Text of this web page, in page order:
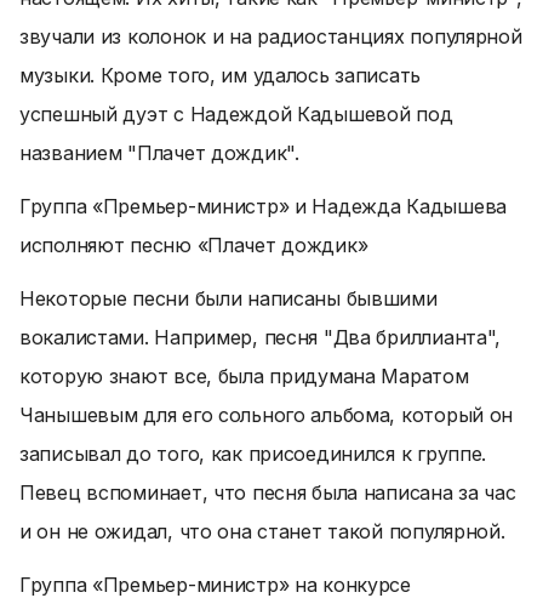
звучали из колонок и на радиостанциях популярной
музыки. Кроме того, им удалось записать
успешный дуэт с Надеждой Кадышевой под
названием "Плачет дождик".
Группа «Премьер-министр» и Надежда Кадышева
исполняют песню «Плачет дождик»
Некоторые песни были написаны бывшими
вокалистами. Например, песня "Два бриллианта",
которую знают все, была придумана Маратом
Чанышевым для его сольного альбома, который он
записывал до того, как присоединился к группе.
Певец вспоминает, что песня была написана за час
и он не ожидал, что она станет такой популярной.
Группа «Премьер-министр» на конкурсе